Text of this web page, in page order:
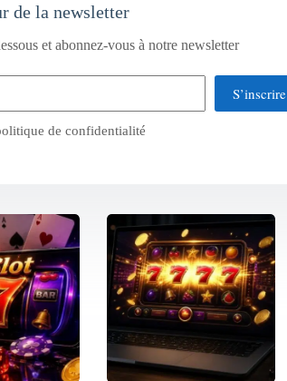
de la newsletter
et abonnez-vous à notre newsletter
S’inscrire
de confidentialité